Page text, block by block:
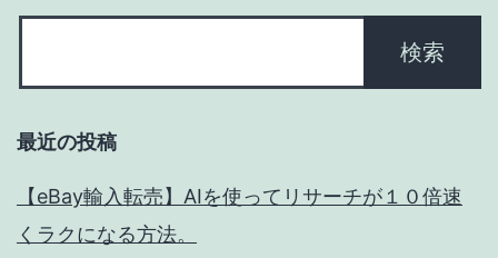
最近の投稿
【eBay輸入転売】AIを使ってリサーチが１０倍速
くラクになる方法。